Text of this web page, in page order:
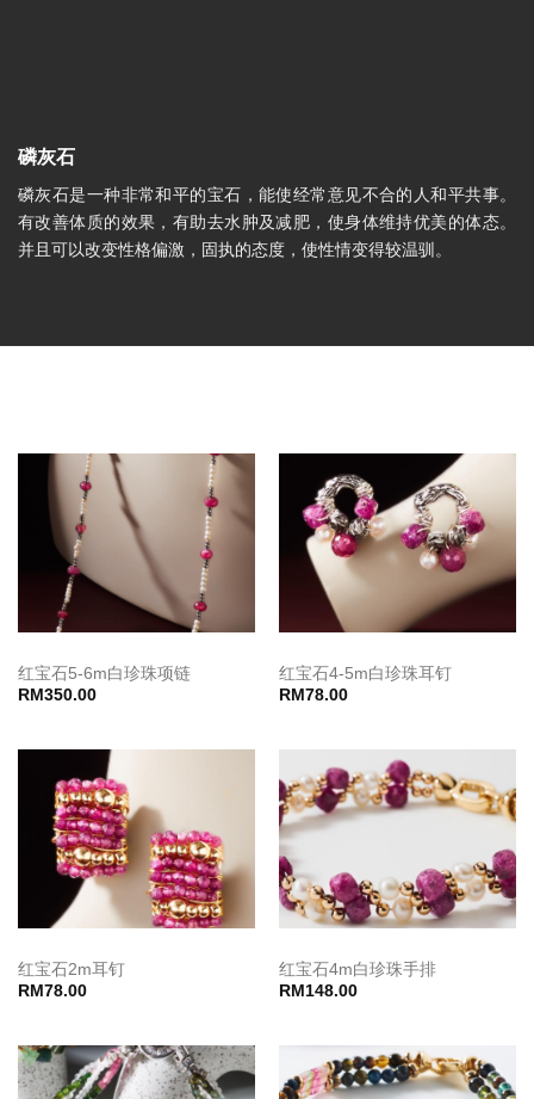
磷灰石
磷灰石是一种非常和平的宝石，能使经常意见不合的人和平共事。
有改善体质的效果，有助去水肿及减肥，使身体维持优美的体态。
并且可以改变性格偏激，固执的态度，使性情变得较温驯。
红宝石5-6m白珍珠项链
RM 350.00
红宝石4-5m白珍珠耳钉
RM 78.00
红宝石2m耳钉
RM 78.00
红宝石4m白珍珠手排
RM 148.00